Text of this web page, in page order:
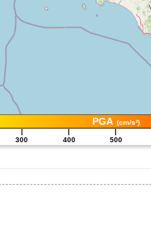
PGA (cm/s²)
|
300
|
400
|
500